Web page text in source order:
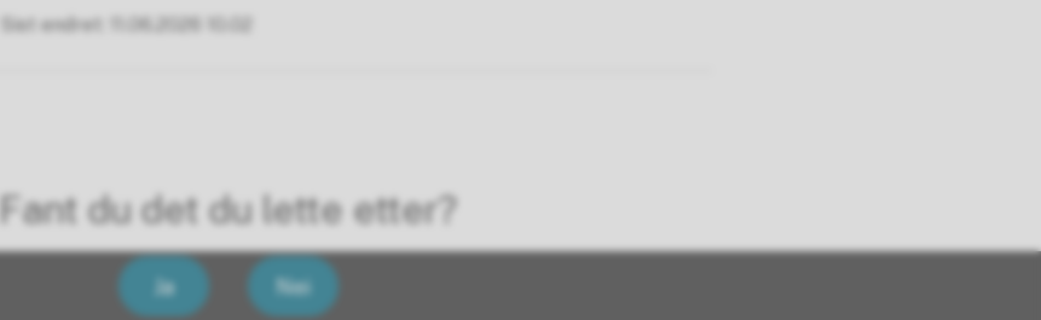
Sist endret 11.06.2026 10.02
Fant du det du lette etter?
Ja Nei